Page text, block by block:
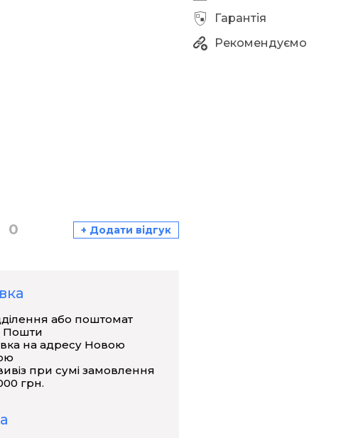
Гарантія
Рекомендуємо
0 + Додати відгук
або поштомат
Пошти
на адресу Новою
при сумі замовлення
грн.